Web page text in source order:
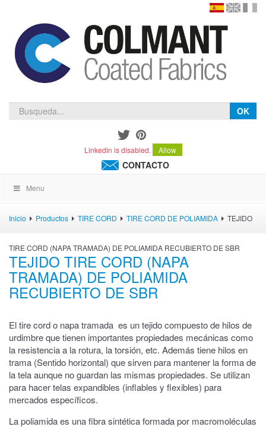
español
OK
Linkedin is disabled. Allow
CONTACTO
Menu
Inicio Productos TIRE CORD TIRE CORD DE POLIAMIDA TEJIDO
TIRE CORD (NAPA TRAMADA) DE POLIAMIDA RECUBIERTO DE SBR
TEJIDO TIRE CORD (NAPA
TRAMADA) DE POLIAMIDA
RECUBIERTO DE SBR
El tire cord o napa tramada es un tejido compuesto de hilos de
urdimbre que tienen importantes propiedades mecánicas como
la resistencia a la rotura, la torsión, etc. Además tiene hilos en
trama (Sentido horizontal) que sirven para mantener la forma de
la tela aunque no guardan las mismas propiedades. Se utilizan
para hacer telas expandibles (inflables y flexibles) para
mercados específicos.
La poliamida es una fibra sintética formada por macromoléculas